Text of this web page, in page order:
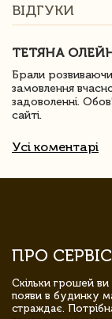
ВІДГУКИ
ТЕТЯНА
Брали
замовлення
задоволенні.
сайті.
Усі коментарі
ПРО
Скільки грошей ви
появи в будинку
страждає.